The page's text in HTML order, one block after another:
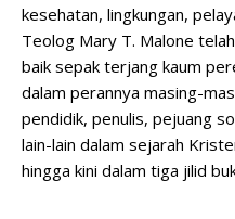
kesehatan, lingkungan,
Teolog Mary T. Malone
baik sepak terjang kaum
dalam perannya masing-
pendidik, penulis, pejuang
lain-lain dalam sejarah
hingga kini dalam tiga jilid